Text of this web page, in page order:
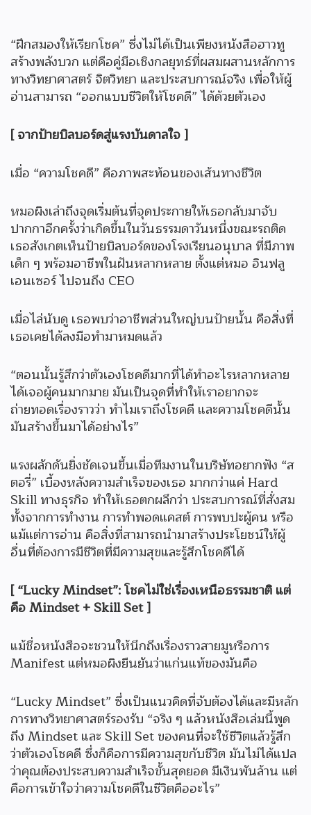
“ฝึกสมองให้เรียกโชค” ซึ่งไม่ได้เป็นเพียงหนังสือฮาวทู
สร้างพลังบวก แต่คือคู่มือเชิงกลยุทธ์ที่ผสมผสานหลักการ
ทางวิทยาศาสตร์ จิตวิทยา และประสบการณ์จริง เพื่อให้ผู้
อ่านสามารถ “ออกแบบชีวิตให้โชคดี” ได้ด้วยตัวเอง
[ จากป้ายบิลบอร์ดสู่แรงบันดาลใจ ]
เมื่อ “ความโชคดี” คือภาพสะท้อนของเส้นทางชีวิต
หมอผิงเล่าถึงจุดเริ่มต้นที่จุดประกายให้เธอกลับมาจับ
ปากกาอีกครั้งว่าเกิดขึ้นในวันธรรมดาวันหนึ่งขณะรถติด
เธอสังเกตเห็นป้ายบิลบอร์ดของโรงเรียนอนุบาล ที่มีภาพ
เด็ก ๆ พร้อมอาชีพในฝันหลากหลาย ตั้งแต่หมอ อินฟลู
เอนเซอร์ ไปจนถึง CEO
เมื่อไล่นับดู เธอพบว่าอาชีพส่วนใหญ่บนป้ายนั้น คือสิ่งที่
เธอเคยได้ลงมือทำมาหมดแล้ว
“ตอนนั้นรู้สึกว่าตัวเองโชคดีมากที่ได้ทำอะไรหลากหลาย
ได้เจอผู้คนมากมาย มันเป็นจุดที่ทำให้เราอยากจะ
ถ่ายทอดเรื่องราวว่า ทำไมเราถึงโชคดี และความโชคดีนั้น
มันสร้างขึ้นมาได้อย่างไร”
แรงผลักดันยิ่งชัดเจนขึ้นเมื่อทีมงานในบริษัทอยากฟัง “ส
ตอรี่” เบื้องหลังความสำเร็จของเธอ มากกว่าแค่ Hard
Skill ทางธุรกิจ ทำให้เธอตกผลึกว่า ประสบการณ์ที่สั่งสม
ทั้งจากการทำงาน การทำพอดแคสต์ การพบปะผู้คน หรือ
แม้แต่การอ่าน คือสิ่งที่สามารถนำมาสร้างประโยชน์ให้ผู้
อื่นที่ต้องการมีชีวิตที่มีความสุขและรู้สึกโชคดีได้
[ “Lucky Mindset”: โชคไม่ใช่เรื่องเหนือธรรมชาติ แต่
คือ Mindset + Skill Set ]
แม้ชื่อหนังสือจะชวนให้นึกถึงเรื่องราวสายมูหรือการ
Manifest แต่หมอผิงยืนยันว่าแก่นแท้ของมันคือ
“Lucky Mindset” ซึ่งเป็นแนวคิดที่จับต้องได้และมีหลัก
การทางวิทยาศาสตร์รองรับ “จริง ๆ แล้วหนังสือเล่มนี้พูด
ถึง Mindset และ Skill Set ของคนที่จะใช้ชีวิตแล้วรู้สึก
ว่าตัวเองโชคดี ซึ่งก็คือการมีความสุขกับชีวิต มันไม่ได้แปล
ว่าคุณต้องประสบความสำเร็จขั้นสุดยอด มีเงินพันล้าน แต่
คือการเข้าใจว่าความโชคดีในชีวิตคืออะไร”